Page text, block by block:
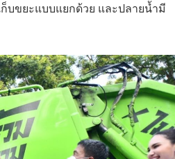
บขยะแบบแยกด้วย และปลายน้ำมี